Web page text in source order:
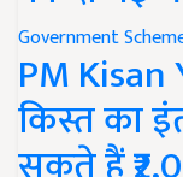
Government
PM Kisan
किस्त का